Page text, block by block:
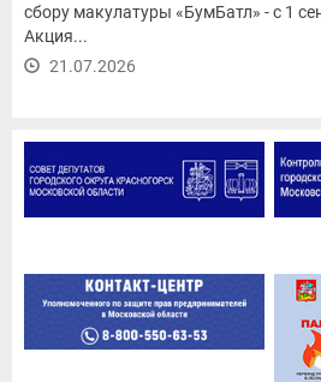
сбору макулатуры «БумБатл» - с 1
Акция...
21.07.2026